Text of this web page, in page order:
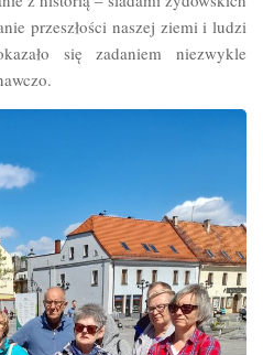
przeszłości naszej ziemi i ludzi
się zadaniem niezwykle